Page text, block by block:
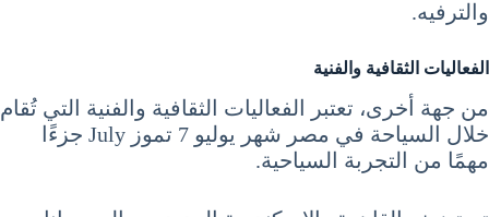
والترفيه.
الفعاليات الثقافية والفنية
من جهة أخرى، تعتبر الفعاليات الثقافية والفنية التي تُقام
خلال السياحة في مصر شهر يوليو 7 تموز July جزءًا
مهمًا من التجربة السياحية.